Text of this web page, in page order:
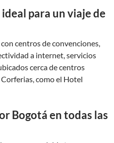
para un viaje de
centros de convenciones,
a internet, servicios
cerca de centros
como el Hotel
Bogotá en todas las